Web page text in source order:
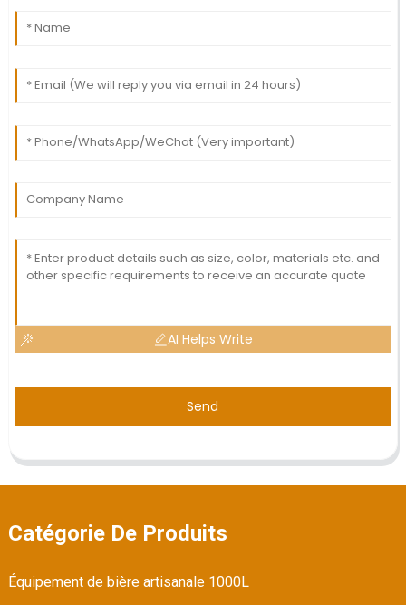
AI Helps Write
Send
Catégorie De Produits
Équipement de bière artisanale 1000L